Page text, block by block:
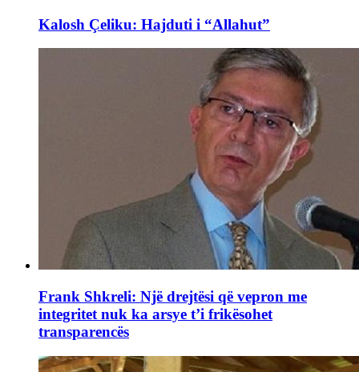
Kalosh Çeliku: Hajduti i “Allahut”
Frank Shkreli: Një drejtësi që vepron me
integritet nuk ka arsye t’i frikësohet
transparencës